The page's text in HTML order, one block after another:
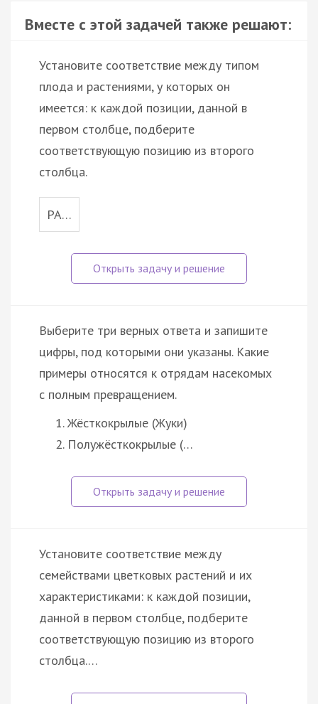
Вместе с этой задачей также решают:
Установите соответствие между типом
плода и растениями, у которых он
имеется: к каждой позиции, данной в
первом столбце, подберите
соответствующую позицию из второго
столбца.
РА…
Выберите три верных ответа и запишите
цифры, под которыми они указаны. Какие
примеры относятся к отрядам насекомых
с полным превращением.
Жёсткокрылые (Жуки)
Полужёсткокрылые (…
Установите соответствие между
семействами цветковых растений и их
характеристиками: к каждой позиции,
данной в первом столбце, подберите
соответствующую позицию из второго
столбца.…